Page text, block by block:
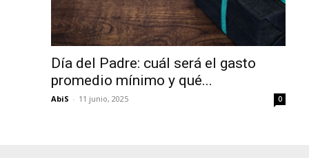
Día del Padre: cuál será el gasto
promedio mínimo y qué...
AbiS - 11 junio, 2025 0